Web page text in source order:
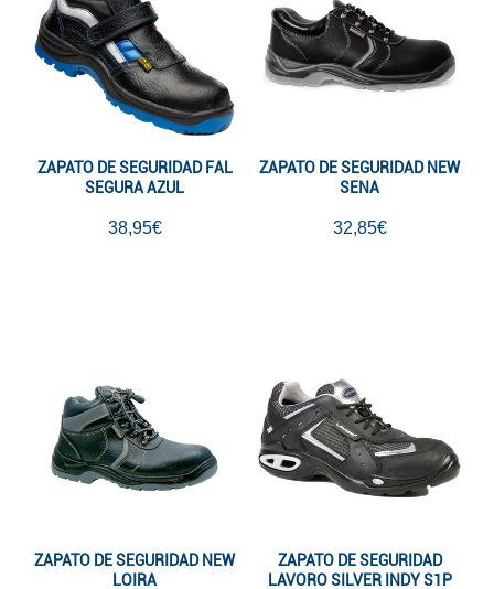
ZAPATO DE SEGURIDAD FAL
SEGURA AZUL
38,95€
ZAPATO DE SEGURIDAD NEW
SENA
32,85€
ZAPATO DE SEGURIDAD NEW
LOIRA
ZAPATO DE SEGURIDAD
LAVORO SILVER INDY S1P